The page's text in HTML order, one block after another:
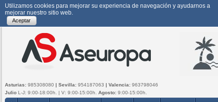
Utilizamos cookies para mejorar su experiencia de navegación y ayudarnos a
mejorar nuestro sitio web.
Aceptar
Asturias: 985308080 | Sevilla: 954187063 | Valencia: 963798046
Julio L-J: 9:00-18:00h. | V: 9:00-15:00h. Agosto: 9:00-15:00h.